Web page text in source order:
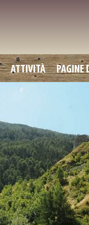
ATTIVITÀ PAGINE